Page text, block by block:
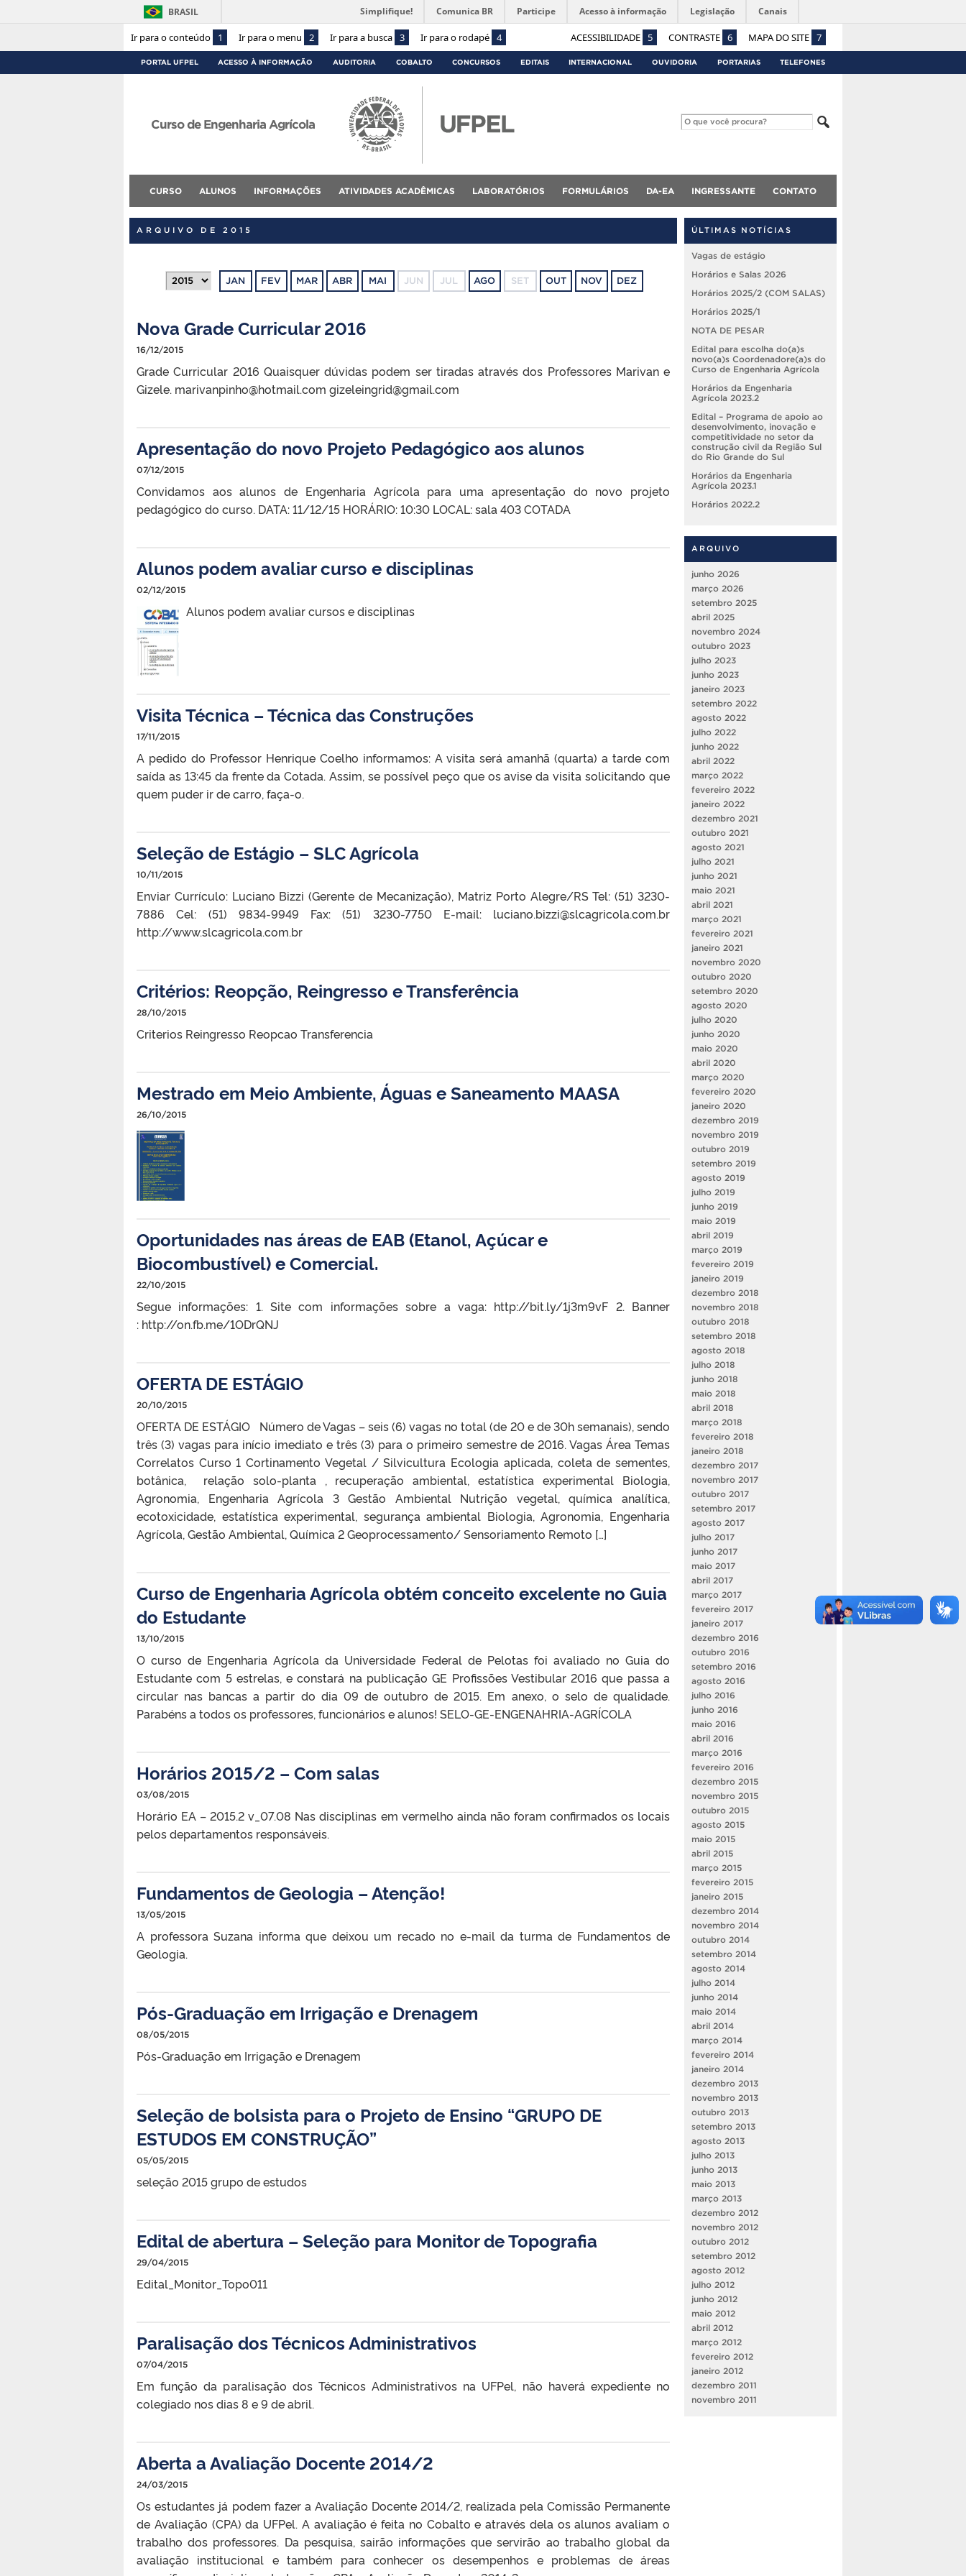
Ir para o conteúdo 1 Ir para o menu 2 Ir para a busca 3 Ir para o rodapé 4 ACESSIBILIDADE 5 CONTRASTE 6 MAPA DO SITE 7
BRASIL Simplifique! Comunica BR Participe Acesso à informação Legislação Canais
PORTAL UFPEL ACESSO À INFORMAÇÃO AUDITORIA COBALTO CONCURSOS EDITAIS INTERNACIONAL OUVIDORIA PORTARIAS TELEFONES
Curso de Engenharia Agrícola
CURSO ALUNOS INFORMAÇÕES ATIVIDADES ACADÊMICAS LABORATÓRIOS FORMULÁRIOS DA-EA INGRESSANTE CONTATO
ARQUIVO DE 2015
JAN FEV MAR ABR MAI JUN JUL AGO SET OUT NOV DEZ
Nova Grade Curricular 2016
16/12/2015
Grade Curricular 2016 Quaisquer dúvidas podem ser tiradas através dos Professores Marivan e
Gizele. marivanpinho@hotmail.com gizeleingrid@gmail.com
Apresentação do novo Projeto Pedagógico aos alunos
07/12/2015
Convidamos aos alunos de Engenharia Agrícola para uma apresentação do novo projeto
pedagógico do curso. DATA: 11/12/15 HORÁRIO: 10:30 LOCAL: sala 403 COTADA
Alunos podem avaliar curso e disciplinas
02/12/2015
Alunos podem avaliar cursos e disciplinas
Visita Técnica – Técnica das Construções
17/11/2015
A pedido do Professor Henrique Coelho informamos: A visita será amanhã (quarta) a tarde com
saída as 13:45 da frente da Cotada. Assim, se possível peço que os avise da visita solicitando que
quem puder ir de carro, faça-o.
Seleção de Estágio – SLC Agrícola
10/11/2015
Enviar Currículo: Luciano Bizzi (Gerente de Mecanização), Matriz Porto Alegre/RS Tel: (51) 3230-
7886 Cel: (51) 9834-9949 Fax: (51) 3230-7750 E-mail: luciano.bizzi@slcagricola.com.br
http://www.slcagricola.com.br
Critérios: Reopção, Reingresso e Transferência
28/10/2015
Criterios Reingresso Reopcao Transferencia
Mestrado em Meio Ambiente, Águas e Saneamento MAASA
26/10/2015
Oportunidades nas áreas de EAB (Etanol, Açúcar e
Biocombustível) e Comercial.
22/10/2015
Segue informações: 1. Site com informações sobre a vaga: http://bit.ly/1j3m9vF 2. Banner
: http://on.fb.me/1ODrQNJ
OFERTA DE ESTÁGIO
20/10/2015
OFERTA DE ESTÁGIO Número de Vagas – seis (6) vagas no total (de 20 e de 30h semanais), sendo
três (3) vagas para início imediato e três (3) para o primeiro semestre de 2016. Vagas Área Temas
Correlatos Curso 1 Cortinamento Vegetal / Silvicultura Ecologia aplicada, coleta de sementes,
botânica, relação solo-planta , recuperação ambiental, estatística experimental Biologia,
Agronomia, Engenharia Agrícola 3 Gestão Ambiental Nutrição vegetal, química analítica,
ecotoxicidade, estatística experimental, segurança ambiental Biologia, Agronomia, Engenharia
Agrícola, Gestão Ambiental, Química 2 Geoprocessamento/ Sensoriamento Remoto […]
Curso de Engenharia Agrícola obtém conceito excelente no Guia
do Estudante
13/10/2015
O curso de Engenharia Agrícola da Universidade Federal de Pelotas foi avaliado no Guia do
Estudante com 5 estrelas, e constará na publicação GE Profissões Vestibular 2016 que passa a
circular nas bancas a partir do dia 09 de outubro de 2015. Em anexo, o selo de qualidade.
Parabéns a todos os professores, funcionários e alunos! SELO-GE-ENGENAHRIA-AGRÍCOLA
Horários 2015/2 – Com salas
03/08/2015
Horário EA – 2015.2 v_07.08 Nas disciplinas em vermelho ainda não foram confirmados os locais
pelos departamentos responsáveis.
Fundamentos de Geologia – Atenção!
13/05/2015
A professora Suzana informa que deixou um recado no e-mail da turma de Fundamentos de
Geologia.
Pós-Graduação em Irrigação e Drenagem
08/05/2015
Pós-Graduação em Irrigação e Drenagem
Seleção de bolsista para o Projeto de Ensino “GRUPO DE
ESTUDOS EM CONSTRUÇÃO”
05/05/2015
seleção 2015 grupo de estudos
Edital de abertura – Seleção para Monitor de Topografia
29/04/2015
Edital_Monitor_Topo011
Paralisação dos Técnicos Administrativos
07/04/2015
Em função da paralisação dos Técnicos Administrativos na UFPel, não haverá expediente no
colegiado nos dias 8 e 9 de abril.
Aberta a Avaliação Docente 2014/2
24/03/2015
Os estudantes já podem fazer a Avaliação Docente 2014/2, realizada pela Comissão Permanente
de Avaliação (CPA) da UFPel. A avaliação é feita no Cobalto e através dela os alunos avaliam o
trabalho dos professores. Da pesquisa, sairão informações que servirão ao trabalho global da
avaliação institucional e também para conhecer os desempenhos e problemas de áreas
ÚLTIMAS NOTÍCIAS
Vagas de estágio
Horários e Salas 2026
Horários 2025/2 (COM SALAS)
Horários 2025/1
NOTA DE PESAR
Edital para escolha do(a)s
novo(a)s Coordenadore(a)s do
Curso de Engenharia Agrícola
Horários da Engenharia
Agrícola 2023.2
Edital – Programa de apoio ao
desenvolvimento, inovação e
competitividade no setor da
construção civil da Região Sul
do Rio Grande do Sul
Horários da Engenharia
Agrícola 2023.1
Horários 2022.2
ARQUIVO
junho 2026
março 2026
setembro 2025
abril 2025
novembro 2024
outubro 2023
julho 2023
junho 2023
janeiro 2023
setembro 2022
agosto 2022
julho 2022
junho 2022
abril 2022
março 2022
fevereiro 2022
janeiro 2022
dezembro 2021
outubro 2021
agosto 2021
julho 2021
junho 2021
maio 2021
abril 2021
março 2021
fevereiro 2021
janeiro 2021
novembro 2020
outubro 2020
setembro 2020
agosto 2020
julho 2020
junho 2020
maio 2020
abril 2020
março 2020
fevereiro 2020
janeiro 2020
dezembro 2019
novembro 2019
outubro 2019
setembro 2019
agosto 2019
julho 2019
junho 2019
maio 2019
abril 2019
março 2019
fevereiro 2019
janeiro 2019
dezembro 2018
novembro 2018
outubro 2018
setembro 2018
agosto 2018
julho 2018
junho 2018
maio 2018
abril 2018
março 2018
fevereiro 2018
janeiro 2018
dezembro 2017
novembro 2017
outubro 2017
setembro 2017
agosto 2017
julho 2017
junho 2017
maio 2017
abril 2017
março 2017
fevereiro 2017
janeiro 2017
dezembro 2016
outubro 2016
setembro 2016
agosto 2016
julho 2016
junho 2016
maio 2016
abril 2016
março 2016
fevereiro 2016
dezembro 2015
novembro 2015
outubro 2015
agosto 2015
maio 2015
abril 2015
março 2015
fevereiro 2015
janeiro 2015
dezembro 2014
novembro 2014
outubro 2014
setembro 2014
agosto 2014
julho 2014
junho 2014
maio 2014
abril 2014
março 2014
fevereiro 2014
janeiro 2014
dezembro 2013
novembro 2013
outubro 2013
setembro 2013
agosto 2013
julho 2013
junho 2013
maio 2013
março 2013
dezembro 2012
novembro 2012
outubro 2012
setembro 2012
agosto 2012
julho 2012
junho 2012
maio 2012
abril 2012
março 2012
fevereiro 2012
janeiro 2012
dezembro 2011
novembro 2011